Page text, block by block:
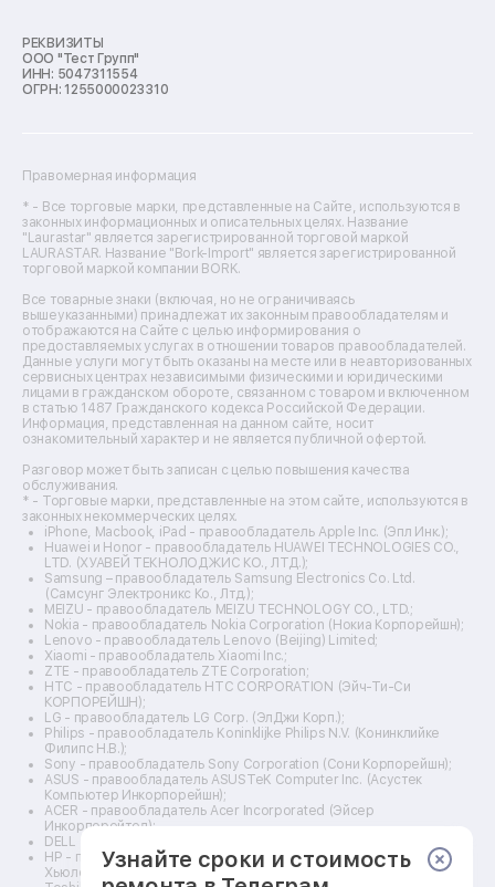
Ремонт морозильных камер
Ремонт отпаривателей
Ремонт плоттеров
Ремонт фенов
Ремонт цифровых биноклей
Ремонт тепловизоров
Ремонт массажных кресел
Ремонт водонагревателей
Ремонт вытяжек
Ремонт источников бесперебойного питания
Ремонт пароварок
Ремонт микшерных пультов
Ремонт dj-пультов
Ремонт кухонных плит
Ремонт стедикамов
Ремонт оптических прицелов
Ремонт электровелосипедов
Ремонт видеокамер
Ремонт эхолотов
Ремонт 3d-принтеров
Ремонт прицелов ночного видения
Ремонт винных шкафов
Ремонт выпрямителей
Ремонт сушилок для рук
Ремонт дальномеров
Ремонт снегоуборщиков
РЕКВИЗИТЫ
ООО "Тест Групп"
ИНН: 5047311554
ОГРН: 1255000023310
Правомерная информация
* - Все торговые марки, представленные на Сайте, используются в
законных информационных и описательных целях. Название
"Laurastar" является зарегистрированной торговой маркой
LAURASTAR. Название "Bork-Import" является зарегистрированной
торговой маркой компании BORK.
Все товарные знаки (включая, но не ограничиваясь
вышеуказанными) принадлежат их законным правообладателям и
отображаются на Сайте с целью информирования о
предоставляемых услугах в отношении товаров правообладателей.
Данные услуги могут быть оказаны на месте или в неавторизованных
сервисных центрах независимыми физическими и юридическими
лицами в гражданском обороте, связанном с товаром и включенном
в статью 1487 Гражданского кодекса Российской Федерации.
Информация, представленная на данном сайте, носит
ознакомительный характер и не является публичной офертой.
Разговор может быть записан с целью повышения качества
обслуживания.
* - Торговые марки, представленные на этом сайте, используются в
законных некоммерческих целях.
iPhone, Macbook, iPad - правообладатель Apple Inc. (Эпл Инк.);
Huawei и Honor - правообладатель HUAWEI TECHNOLOGIES CO.,
LTD. (ХУАВЕЙ ТЕКНОЛОДЖИС КО., ЛТД.);
Samsung – правообладатель Samsung Electronics Co. Ltd.
(Самсунг Электроникс Ко., Лтд.);
MEIZU - правообладатель MEIZU TECHNOLOGY CO., LTD.;
Nokia - правообладатель Nokia Corporation (Нокиа Корпорейшн);
Lenovo - правообладатель Lenovo (Beijing) Limited;
Xiaomi - правообладатель Xiaomi Inc.;
ZTE - правообладатель ZTE Corporation;
HTC - правообладатель HTC CORPORATION (Эйч-Ти-Си
КОРПОРЕЙШН);
LG - правообладатель LG Corp. (ЭлДжи Корп.);
Philips - правообладатель Koninklijke Philips N.V. (Конинклийке
Филипс Н.В.);
Sony - правообладатель Sony Corporation (Сони Корпорейшн);
ASUS - правообладатель ASUSTeK Computer Inc. (Асустек
Компьютер Инкорпорейшн);
ACER - правообладатель Acer Incorporated (Эйсер
Инкорпорейтед);
DELL - правообладатель Dell Inc.(Делл Инк.);
HP - правообладатель HP Hewlett-Packard Group LLC (ЭйчПи
Хьюлетт Паккард Груп ЛЛК);
Узнайте сроки и стоимость